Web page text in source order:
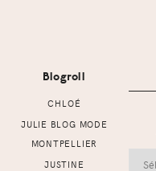
Blogroll
CHLOÉ
JULIE BLOG MODE
MONTPELLIER
JUSTINE